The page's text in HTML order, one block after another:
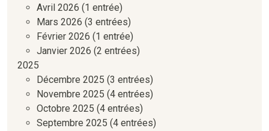
Avril 2026 (1 entrée)
Mars 2026 (3 entrées)
Février 2026 (1 entrée)
Janvier 2026 (2 entrées)
2025
Décembre 2025 (3 entrées)
Novembre 2025 (4 entrées)
Octobre 2025 (4 entrées)
Septembre 2025 (4 entrées)